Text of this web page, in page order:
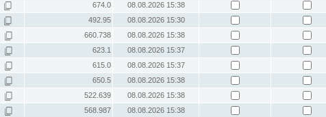
674.0
08.08.2026 15:38
492.95
08.08.2026 15:30
660.738
08.08.2026 15:38
623.1
08.08.2026 15:37
615.0
08.08.2026 15:37
650.5
08.08.2026 15:38
522.639
08.08.2026 15:38
568.987
08.08.2026 15:38